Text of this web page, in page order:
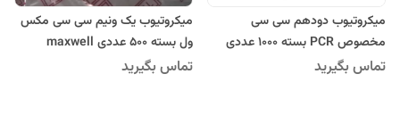
میکروتیوب دودهم سی سی
مخصوص PCR بسته 1000 عددی
تماس بگیرید
میکروتیوب یک ونیم سی سی مکس
ول بسته 500 عددی maxwell
تماس بگیرید